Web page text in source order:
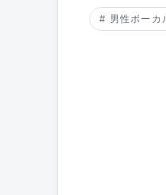
男性ボーカ